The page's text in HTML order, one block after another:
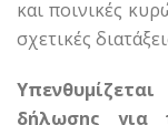
και ποινικές
σχετικές
δήλωσης για